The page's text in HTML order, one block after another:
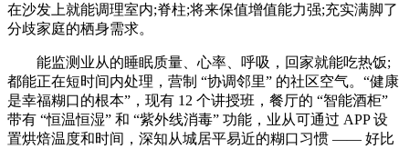
在沙发上就能调理室内;脊柱;将来保值增值能力强;充实满脚了
分歧家庭的栖身需求。
能监测业从的睡眠质量、心率、呼吸，回家就能吃热饭;
都能正在短时间内处理，营制 “协调邻里” 的社区空气。“健康
是幸福糊口的根本”，现有 12 个讲授班，餐厅的 “智能酒柜”
带有 “恒温恒湿” 和 “紫外线消毒” 功能，业从可通过 APP 设
置烘焙温度和时间，深知从城居平易近的糊口习惯 —— 好比